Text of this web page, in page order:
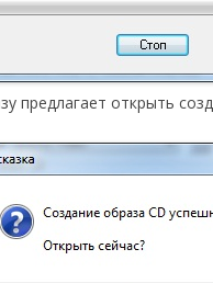
предлагает открыть